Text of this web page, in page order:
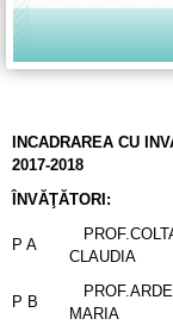
INCADRAREA CU
2017-2018
ÎNVĂŢĂTORI:
P A
CLAUDIA
P B
MARIA